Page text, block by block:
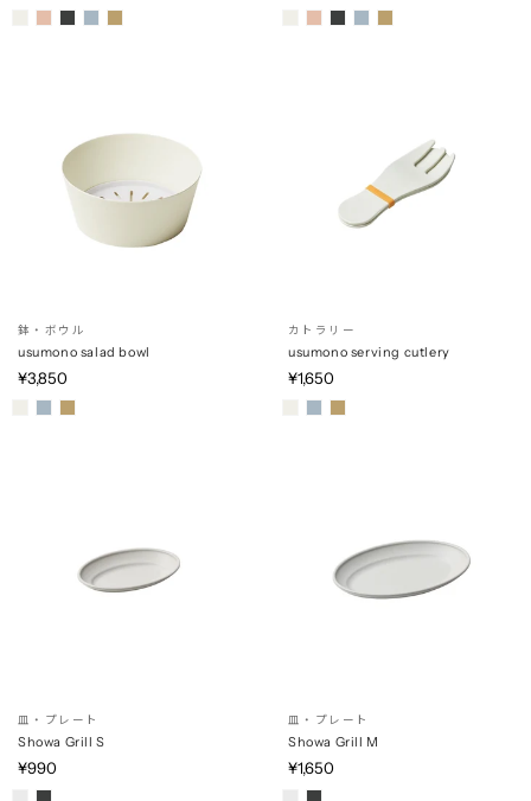
鉢・ボウル
usumono salad bowl
¥3,850
カトラリー
usumono serving cutlery
¥1,650
皿・プレート
Showa Grill S
¥990
皿・プレート
Showa Grill M
¥1,650